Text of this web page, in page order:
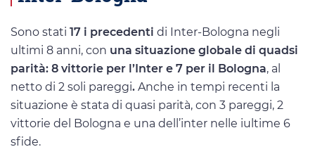
Sono stati 17 i precedenti di Inter-Bologna negli
ultimi 8 anni, con una situazione globale di quadsi
parità: 8 vittorie per l’Inter e 7 per il Bologna, al
netto di 2 soli pareggi. Anche in tempi recenti la
situazione è stata di quasi parità, con 3 pareggi, 2
vittorie del Bologna e una dell’inter nelle iultime 6
sfide.